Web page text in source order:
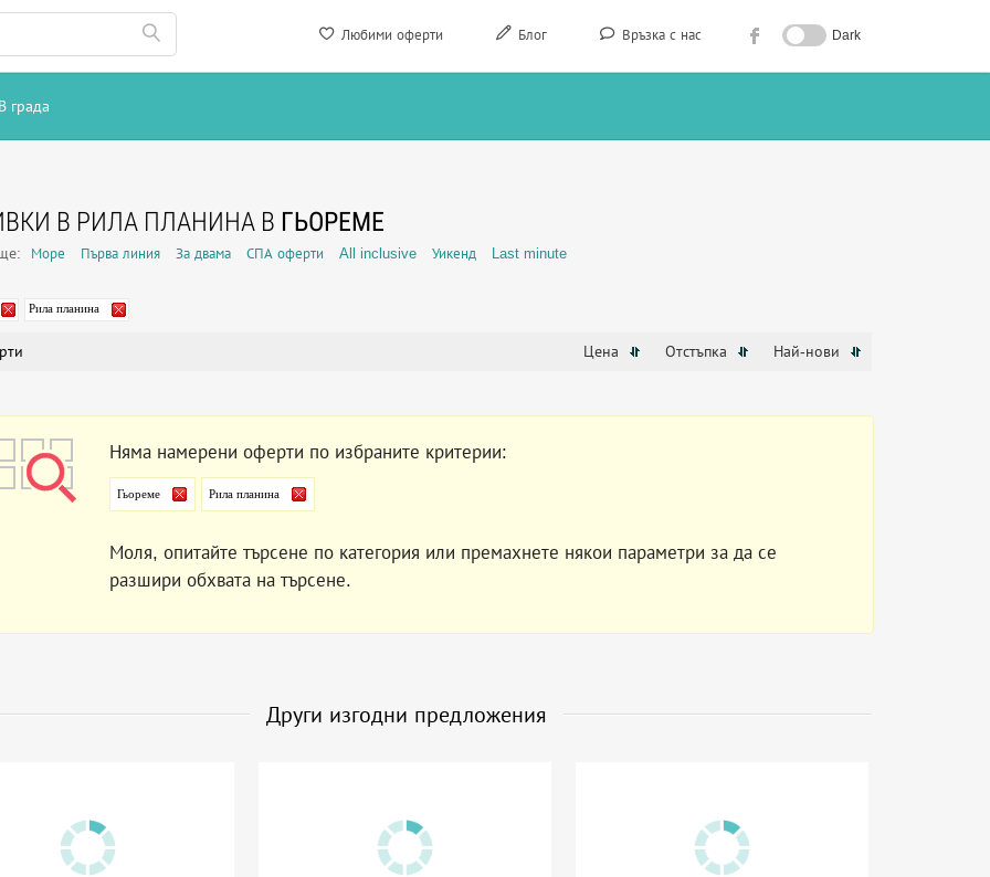
Любими оферти Блог Връзка с нас Dark
В града
В РИЛА ПЛАНИНА В ГЬОРЕМЕ
Море Първа линия За двама СПА оферти All inclusive Уикенд Last minute
Рила планина
Цена Отстъпка Най-нови
Няма намерени оферти по избраните критерии:
Гьореме Рила планина
Моля, опитайте търсене по категория или премахнете някои параметри за да се
разшири обхвата на търсене.
Други изгодни предложения